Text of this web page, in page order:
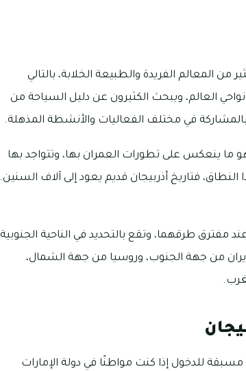
المعالم الفريدة والطبيعة الخلابة، بالتالي
العالم، ويبحث الكثيرون عن دليل السياحة من
بالمشاركة في مختلف الفعاليات والأنشطة المذهلة.
ما ينعكس على تطورات العمران بها، وتتواجد بها
النطاق، فتاريخ أذربيجان قديم يعود إلى آلاف السنين.
مفترق طرقهما، وتقع بالتحديد في الناحية الجنوبية
إيران من جهة الجنوب، وروسيا من جهة الشمال،
مسبقة للدخول إذا كنت مواطنًا في دولة الإمارات